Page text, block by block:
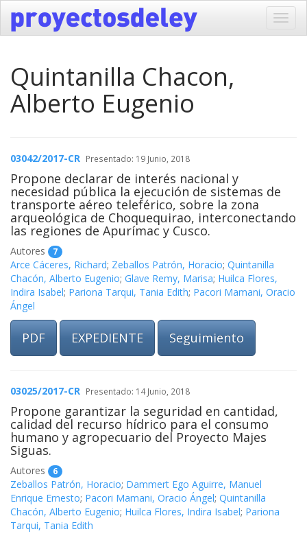
Quintanilla Chacon,
Alberto Eugenio
03042/2017-CR Presentado: 19 Junio, 2018
Propone declarar de interés nacional y
necesidad pública la ejecución de sistemas de
transporte aéreo teleférico, sobre la zona
arqueológica de Choquequirao, interconectando
las regiones de Apurímac y Cusco.
Autores 7
Arce Cáceres, Richard; Zeballos Patrón, Horacio; Quintanilla
Chacón, Alberto Eugenio; Glave Remy, Marisa; Huilca Flores,
Indira Isabel; Pariona Tarqui, Tania Edith; Pacori Mamani, Oracio
Ángel
PDF EXPEDIENTE Seguimiento
03025/2017-CR Presentado: 14 Junio, 2018
Propone garantizar la seguridad en cantidad,
calidad del recurso hídrico para el consumo
humano y agropecuario del Proyecto Majes
Siguas.
Autores 6
Zeballos Patrón, Horacio; Dammert Ego Aguirre, Manuel
Enrique Ernesto; Pacori Mamani, Oracio Ángel; Quintanilla
Chacón, Alberto Eugenio; Huilca Flores, Indira Isabel; Pariona
Tarqui, Tania Edith